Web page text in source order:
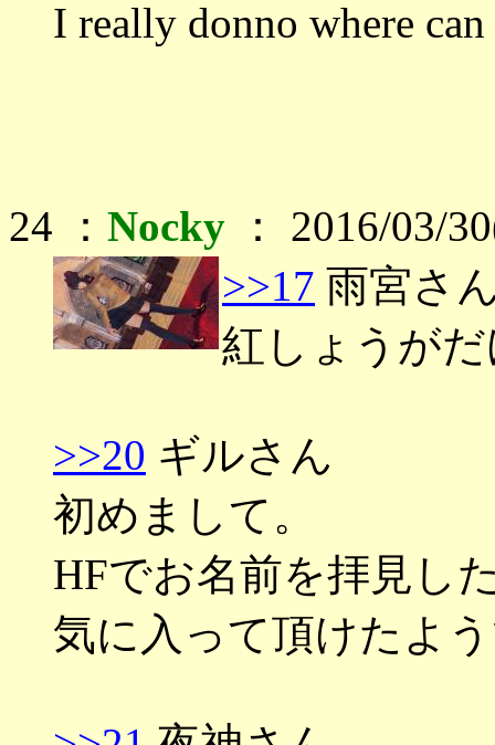
I really donno where
24 ： Nocky ： 2016/03/
>>17 雨宮さ
紅しょうが
>>20 ギルさん
初めまして。
HFでお名前を拝見し
気に入って頂けたよ